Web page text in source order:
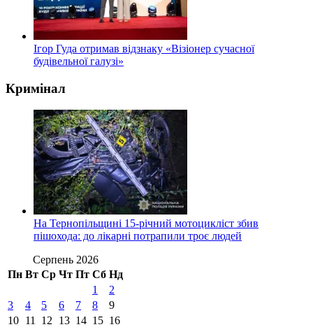
Ігор Гуда отримав відзнаку «Візіонер сучасної
будівельної галузі»
Кримінал
На Тернопільщині 15-річний мотоцикліст збив
пішохода: до лікарні потрапили троє людей
Серпень 2026
Пн Вт Ср Чт Пт Сб Нд
1
2
3
4 5 6 7 8
9
10 11 12 13 14 15 16